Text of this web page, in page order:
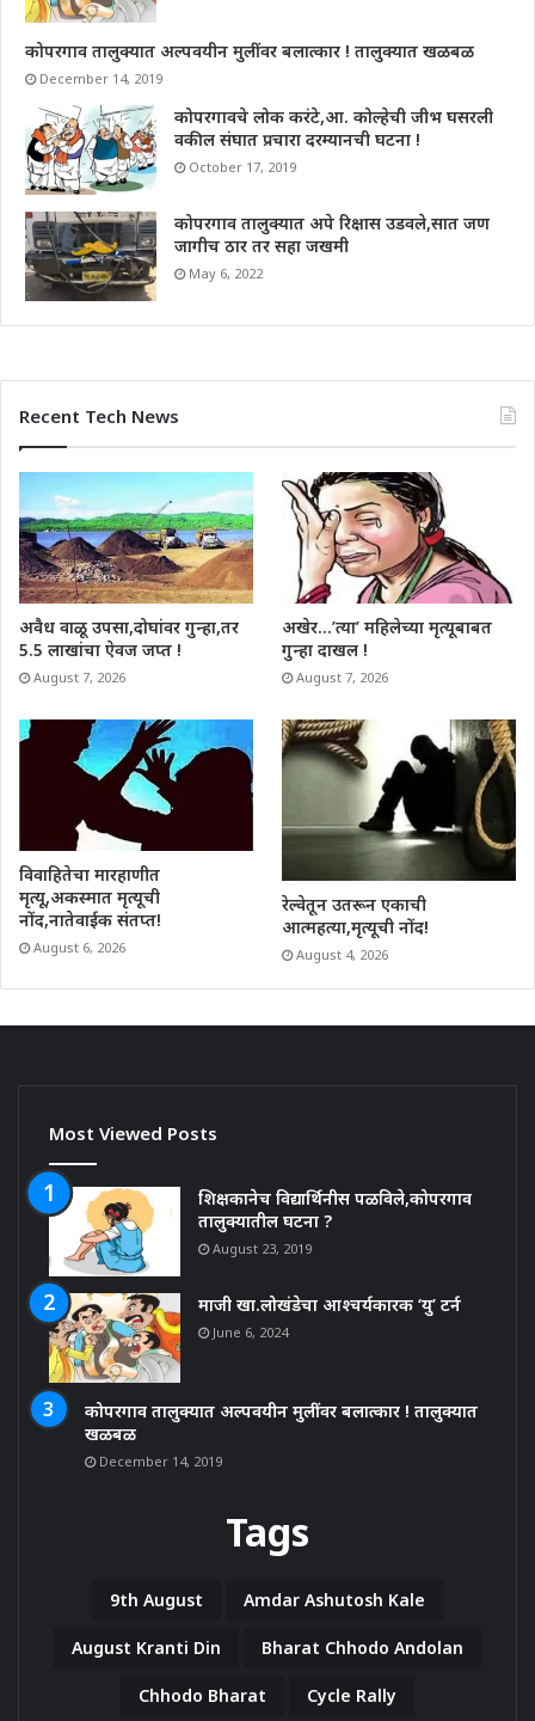
कोपरगाव तालुक्यात अल्पवयीन मुलींवर बलात्कार ! तालुक्यात खळबळ
December 14, 2019
कोपरगावचे लोक करंटे,आ. कोल्हेची जीभ घसरली
वकील संघात प्रचारा दरम्यानची घटना !
October 17, 2019
कोपरगाव तालुक्यात अपे रिक्षास उडवले,सात जण
जागीच ठार तर सहा जखमी
May 6, 2022
Recent Tech News
अवैध वाळू उपसा,दोघांवर गुन्हा,तर
5.5 लाखांचा ऐवज जप्त !
August 7, 2026
अखेर…’त्या’ महिलेच्या मृत्यूबाबत
गुन्हा दाखल !
August 7, 2026
विवाहितेचा मारहाणीत
मृत्यू,अकस्मात मृत्यूची
नोंद,नातेवाईक संतप्त!
August 6, 2026
रेल्वेतून उतरून एकाची
आत्महत्या,मृत्यूची नोंद!
August 4, 2026
Most Viewed Posts
शिक्षकानेच विद्यार्थिनीस पळविले,कोपरगाव
तालुक्यातील घटना ?
August 23, 2019
माजी खा.लोखंडेचा आश्चर्यकारक ‘यु’ टर्न
June 6, 2024
कोपरगाव तालुक्यात अल्पवयीन मुलींवर बलात्कार ! तालुक्यात
खळबळ
December 14, 2019
Tags
9th August Amdar Ashutosh Kale
August Kranti Din Bharat Chhodo Andolan
Chhodo Bharat Cycle Rally